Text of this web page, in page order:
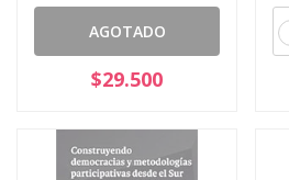
AGOTADO
$29.500